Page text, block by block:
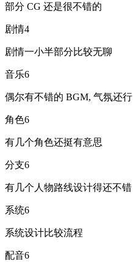
部分 CG 还是很不错的
剧情4
剧情一小半部分比较无聊
音乐6
偶尔有不错的 BGM, 气氛还行
角色6
有几个角色还挺有意思
分支6
有几个人物路线设计得还不错
系统6
系统设计比较流程
配音6